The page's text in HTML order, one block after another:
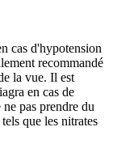
cas d'hypotension
recommandé
la vue. Il est
en cas de
pas prendre du
que les nitrates